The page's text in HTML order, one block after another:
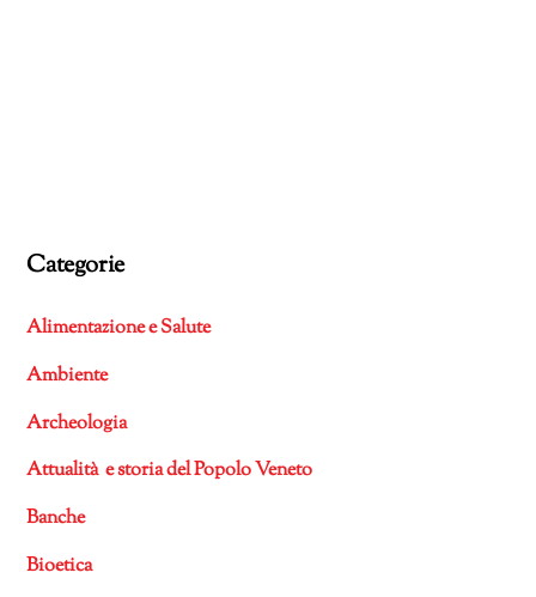
Categorie
Alimentazione e Salute
Ambiente
Archeologia
Attualità e storia del Popolo Veneto
Banche
Bioetica